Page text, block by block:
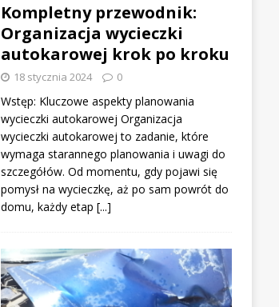
Kompletny przewodnik:
Organizacja wycieczki
autokarowej krok po kroku
18 stycznia 2024 0
Wstęp: Kluczowe aspekty planowania
wycieczki autokarowej Organizacja
wycieczki autokarowej to zadanie, które
wymaga starannego planowania i uwagi do
szczegółów. Od momentu, gdy pojawi się
pomysł na wycieczkę, aż po sam powrót do
domu, każdy etap [...]